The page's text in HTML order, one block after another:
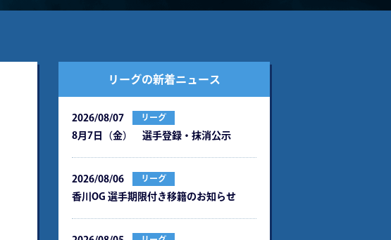
リーグの新着ニュース
2026/08/07 リーグ
8月7日（金） 選手登録・抹消公示
2026/08/06 リーグ
⾹川OG 選⼿期限付き移籍のお知らせ